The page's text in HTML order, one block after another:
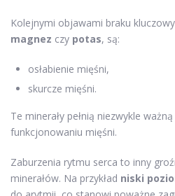
Kolejnymi objawami braku
magnez czy potas, są:
osłabienie mięśni,
skurcze mięśni.
Te minerały pełnią niezwykle
funkcjonowaniu mięśni.
Zaburzenia rytmu serca to inny
minerałów. Na przykład niski